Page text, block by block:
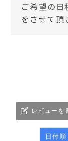
ご希望の
をさせて頂
レビューを
日付順